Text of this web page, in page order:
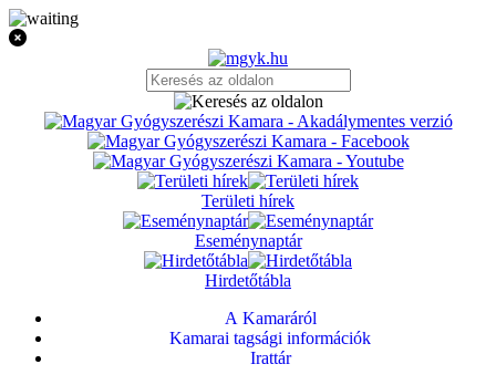
Területi hírek
Eseménynaptár
Hirdetőtábla
A Kamaráról
Kamarai tagsági információk
Irattár